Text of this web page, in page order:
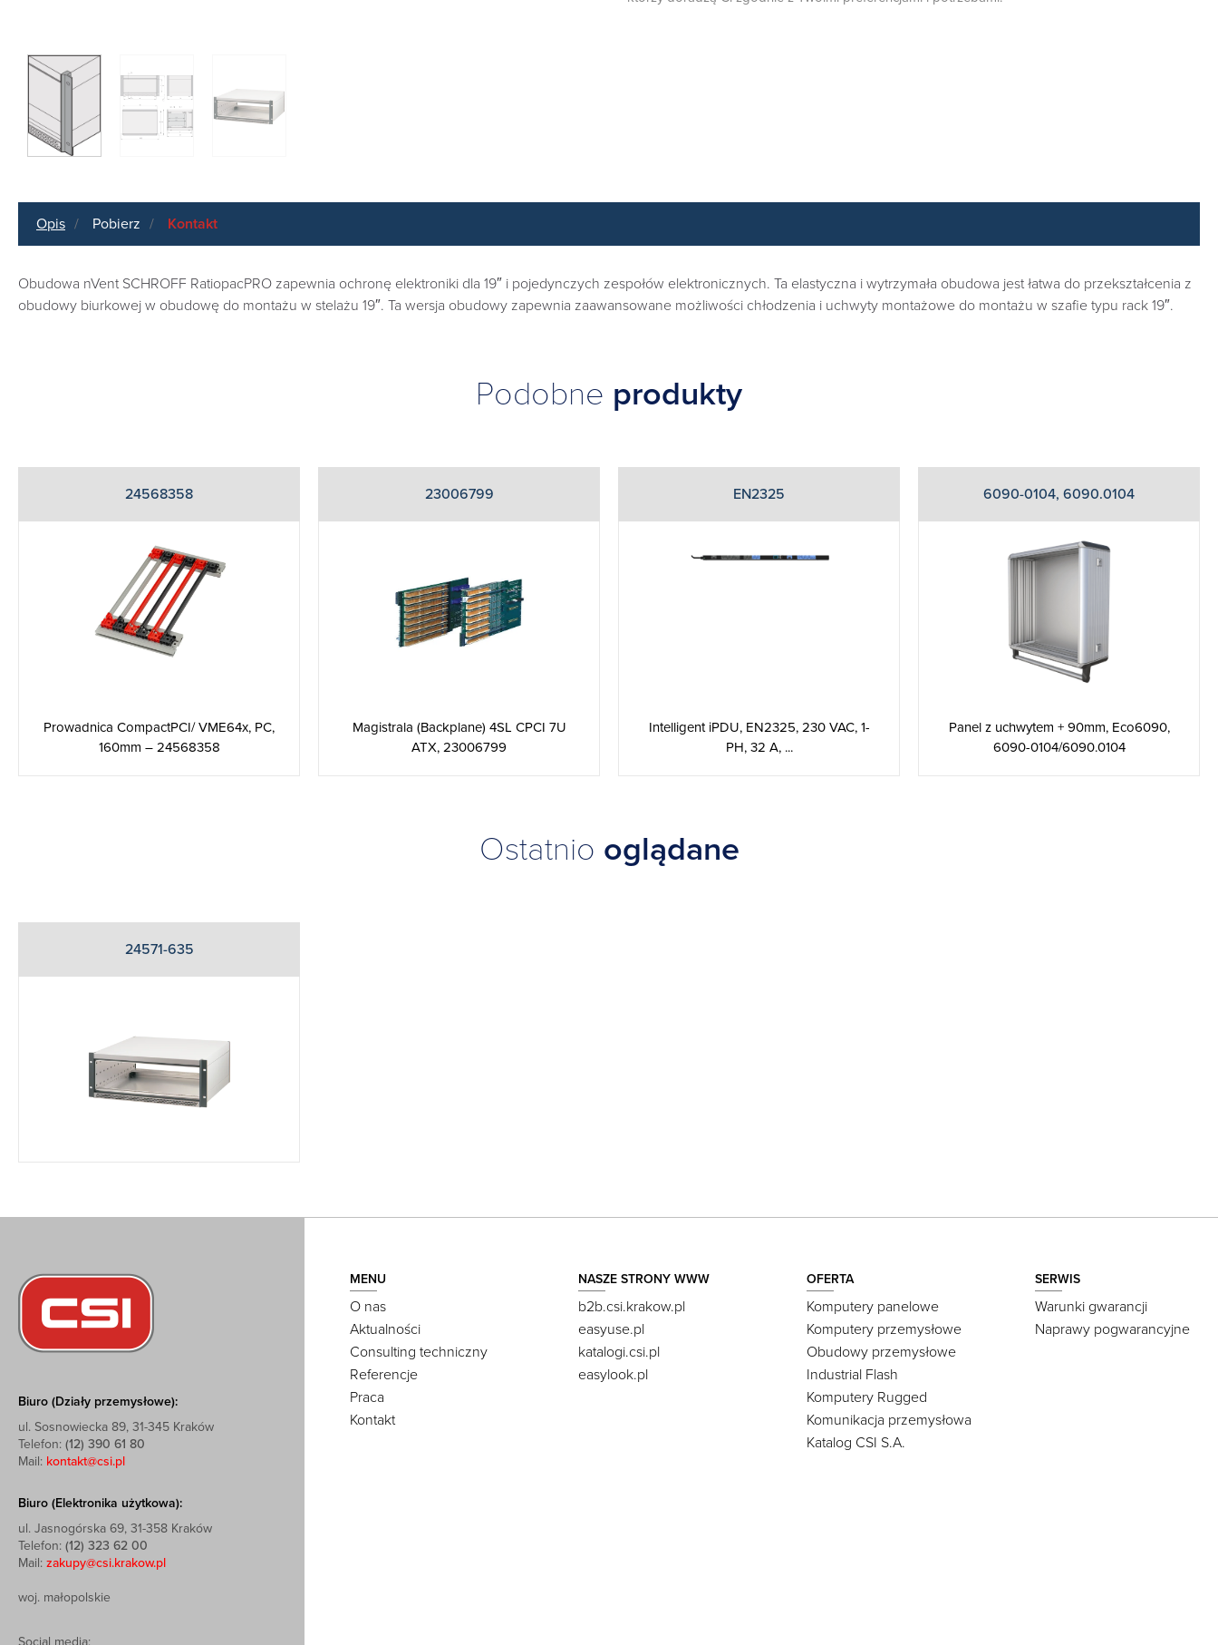
Opis Pobierz Kontakt
Obudowa nVent SCHROFF RatiopacPRO zapewnia ochronę elektroniki dla 19″ i pojedynczych zespołów elektronicznych. Ta elastyczna i wytrzymała obudowa jest łatwa do przekształcenia z
obudowy biurkowej w obudowę do montażu w stelażu 19″. Ta wersja obudowy zapewnia zaawansowane możliwości chłodzenia i uchwyty montażowe do montażu w szafie typu rack 19″.
Podobne produkty
24568358
Prowadnica CompactPCI/ VME64x, PC,
160mm – 24568358
23006799
Magistrala (Backplane) 4SL CPCI 7U
ATX, 23006799
EN2325
Intelligent iPDU, EN2325, 230 VAC, 1-
PH, 32 A, ...
6090-0104, 6090.0104
Panel z uchwytem + 90mm, Eco6090,
6090-0104/6090.0104
Ostatnio oglądane
24571-635
Biuro (Działy przemysłowe):
ul. Sosnowiecka 89, 31-345 Kraków
Telefon: (12) 390 61 80
Mail: kontakt@csi.pl
Biuro (Elektronika użytkowa):
ul. Jasnogórska 69, 31-358 Kraków
Telefon: (12) 323 62 00
Mail: zakupy@csi.krakow.pl
woj. małopolskie
Social media:
MENU
O nas
Aktualności
Consulting techniczny
Referencje
Praca
Kontakt
NASZE STRONY WWW
b2b.csi.krakow.pl
easyuse.pl
katalogi.csi.pl
easylook.pl
OFERTA
Komputery panelowe
Komputery przemysłowe
Obudowy przemysłowe
Industrial Flash
Komputery Rugged
Komunikacja przemysłowa
Katalog CSI S.A.
SERWIS
Warunki gwarancji
Naprawy pogwarancyjne